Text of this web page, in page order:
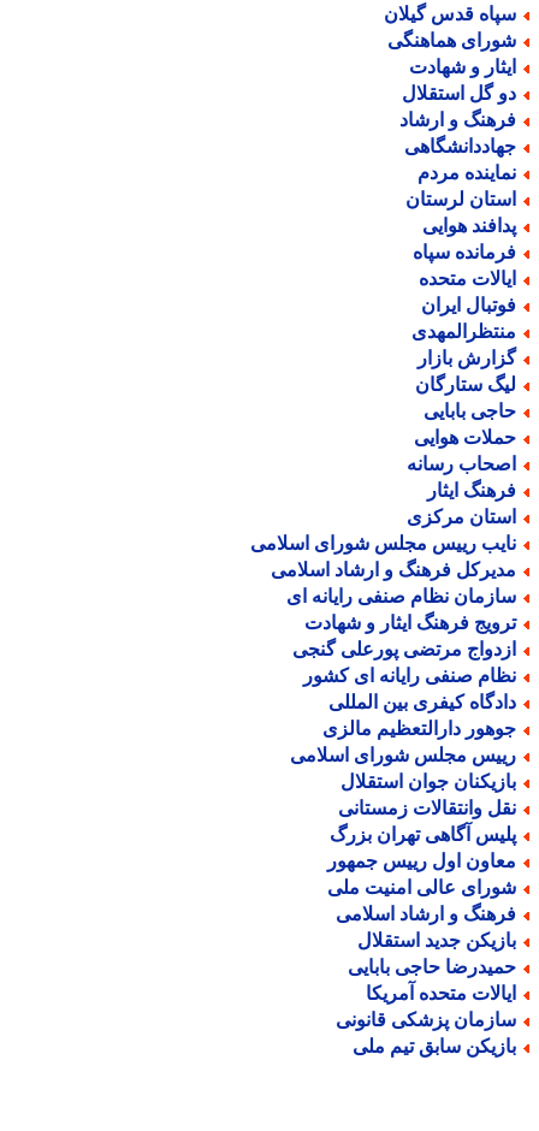
قدس گیلان
هماهنگی
و شهادت
گل استقلال
و ارشاد
مردم
لرستان
هوایی
سپاه
متحده
ایران
بازار
ستارگان
بابایی
هوایی
رسانه
ایثار
مرکزی
رییس مجلس شورای اسلامی
فرهنگ و ارشاد اسلامی
نظام صنفی رایانه ای
فرهنگ ایثار و شهادت
مرتضی پورعلی گنجی
صنفی رایانه ای کشور
کیفری بین المللی
دارالتعظیم مالزی
مجلس شورای اسلامی
جوان استقلال
وانتقالات زمستانی
آگاهی تهران بزرگ
اول رییس جمهور
عالی امنیت ملی
و ارشاد اسلامی
جدید استقلال
حاجی بابایی
متحده آمریکا
پزشکی قانونی
سابق تیم ملی